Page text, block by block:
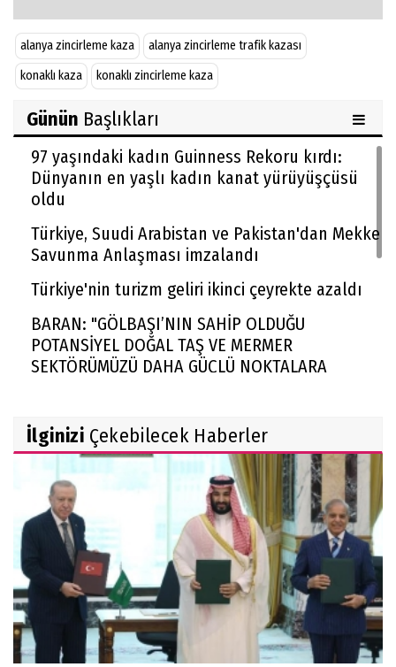
alanya zincirleme kaza
alanya zincirleme trafik kazası
konaklı kaza
konaklı zincirleme kaza
Günün Başlıkları
97 yaşındaki kadın Guinness Rekoru kırdı:
Dünyanın en yaşlı kadın kanat yürüyüşçüsü
oldu
Türkiye, Suudi Arabistan ve Pakistan'dan Mekke
Savunma Anlaşması imzalandı
Türkiye'nin turizm geliri ikinci çeyrekte azaldı
BARAN: "GÖLBAŞI’NIN SAHİP OLDUĞU
POTANSİYEL DOĞAL TAŞ VE MERMER
SEKTÖRÜMÜZÜ DAHA GÜÇLÜ NOKTALARA
Rekabet Kurumu market zincirinin devrine
'koşullu izin' verdi
FAA yüzlerce Boeing 737 Max uçağında çatlak
incelemesi istedi
Trendyol 1. Lig'de yeni sezon başlıyor
İlginizi Çekebilecek Haberler